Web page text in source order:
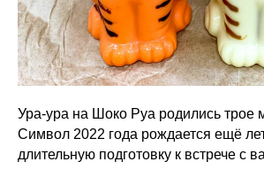
Ура-ура на Шоко Руа родились трое
Символ 2022 года рождается ещё
длительную подготовку к встрече с